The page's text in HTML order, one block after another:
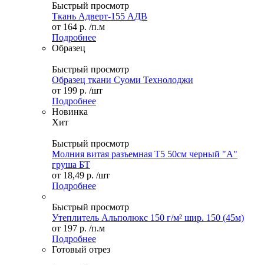
Быстрый просмотр
Ткань Адверт-155 АДВ
от 164 р. /п.м
Подробнее
Образец
Быстрый просмотр
Образец ткани Суоми Технолоджи
от 199 р. /шт
Подробнее
Новинка
Хит
Быстрый просмотр
Молния витая разъемная Т5 50см черный "А"
груша БТ
от 18,49 р. /шт
Подробнее
Быстрый просмотр
Утеплитель Альполюкс 150 г/м² шир. 150 (45м)
от 197 р. /п.м
Подробнее
Готовый отрез